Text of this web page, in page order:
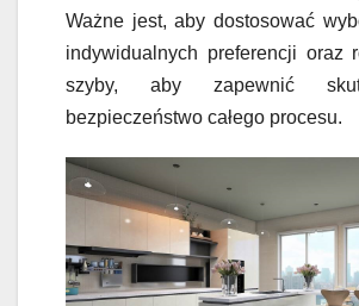
Ważne jest, aby dostosować
indywidualnych preferencji oraz
szyby, aby zapewnić
bezpieczeństwo całego procesu.